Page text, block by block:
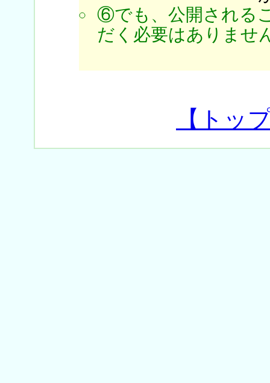
⑥でも、公開される
だく必要はありませ
【トッ